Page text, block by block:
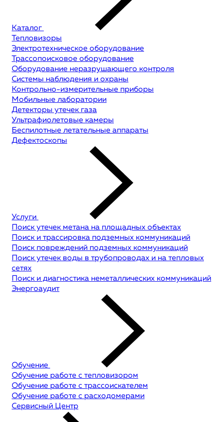
Каталог
Тепловизоры
Электротехническое оборудование
Трассопоисковое оборудование
Оборудование неразрушающего контроля
Системы наблюдения и охраны
Контрольно-измерительные приборы
Мобильные лаборатории
Детекторы утечек газа
Ультрафиолетовые камеры
Беспилотные летательные аппараты
Дефектоскопы
Услуги
Поиск утечек метана на площадных объектах
Поиск и трассировка подземных коммуникаций
Поиск повреждений подземных коммуникаций
Поиск утечек воды в трубопроводах и на тепловых
сетях
Поиск и диагностика неметаллических коммуникаций
Энергоаудит
Обучение
Обучение работе с тепловизором
Обучение работе с трассоискателем
Обучение работе с расходомерами
Сервисный Центр